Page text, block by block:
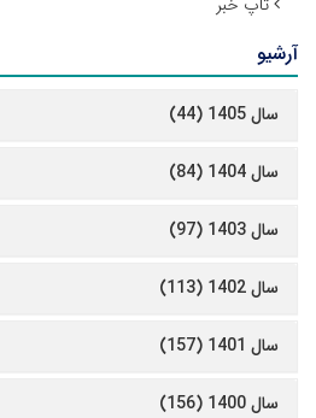
آرشیو
سال 1405 (44)
سال 1404 (84)
سال 1403 (97)
سال 1402 (113)
سال 1401 (157)
سال 1400 (156)